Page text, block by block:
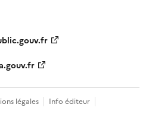
légales
Info éditeur